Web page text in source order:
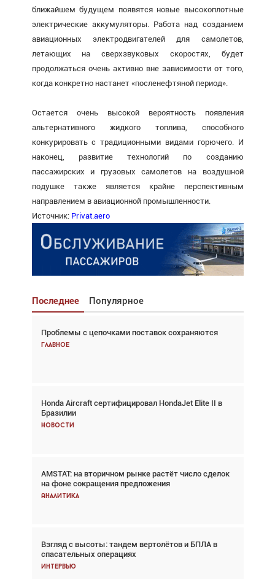
ближайшем будущем появятся новые высокоплотные
электрические аккумуляторы. Работа над созданием
авиационных электродвигателей для самолетов,
летающих на сверхзвуковых скоростях, будет
продолжаться очень активно вне зависимости от того,
когда конкретно настанет «посленефтяной период».
Остается очень высокой вероятность появления
альтернативного жидкого топлива, способного
конкурировать с традиционными видами горючего. И
наконец, развитие технологий по созданию
пассажирских и грузовых самолетов на воздушной
подушке также является крайне перспективным
направлением в авиационной промышленности.
Источник: Privat.aero
Последнее Популярное
Проблемы с цепочками поставок сохраняются
Главное
Honda Aircraft сертифицировал HondaJet Elite II в
Бразилии
Новости
AMSTAT: на вторичном рынке растёт число сделок
на фоне сокращения предложения
Аналитика
Взгляд с высоты: тандем вертолётов и БПЛА в
спасательных операциях
Интервью
Взгляд с высоты: тандем вертолётов и БПЛА в
спасательных операциях
Авиационный фотограф Дэйв Кох: «Фотография
говорит сама за себя... а ИИ всё портит»
Новости
Проблемы с цепочками поставок сохраняются
Аналитика
Частный самолёт – это актив. Подходите к
покупке соответствующим образом
Интервью